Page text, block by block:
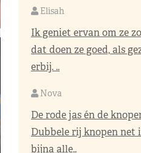
Elisah
Ik geniet ervan om ze
dat doen ze goed, als
erbij. ..
Nova
De rode jas én de
Dubbele rij knopen net
bijna alle..